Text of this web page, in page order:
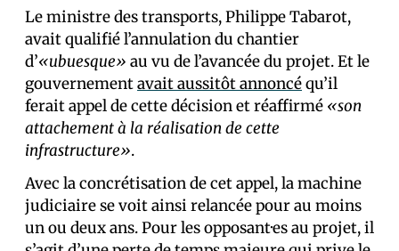
Le ministre des transports, Philippe Tabarot,
avait qualifié l’annulation du chantier
d’«ubuesque» au vu de l’avancée du projet. Et le
gouvernementavait aussitôt annoncéqu’il
ferait appel de cette décision et réaffirmé «son
attachement à la réalisation de cette
infrastructure».
Avec la concrétisation de cet appel, la machine
judiciaire se voit ainsi relancée pour au moins
un ou deux ans. Pour les opposant·es au projet, il